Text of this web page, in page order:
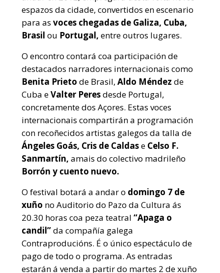
espazos da cidade, convertidos en escenario
para as voces chegadas de Galiza, Cuba,
Brasil ou Portugal, entre outros lugares.
O encontro contará coa participación de
destacados narradores internacionais como
Benita Prieto de Brasil, Aldo Méndez de
Cuba eValter Peresdesde Portugal,
concretamente dos Açores. Estas voces
internacionais compartirán a programación
con recoñecidos artistas galegos da talla de
Ángeles Goás, Cris de Caldase Celso F.
Sanmartín, amais do colectivo madrileño
Borrón y cuento nuevo.
O festival botará a andar o domingo 7 de
xuño no Auditorio do Pazo da Cultura ás
20.30 horas coa peza teatral “Apaga o
candil”da compañía galega
Contraproducións. É o único espectáculo de
pago de todo o programa. As entradas
estarán á venda a partir do martes 2 de xuño